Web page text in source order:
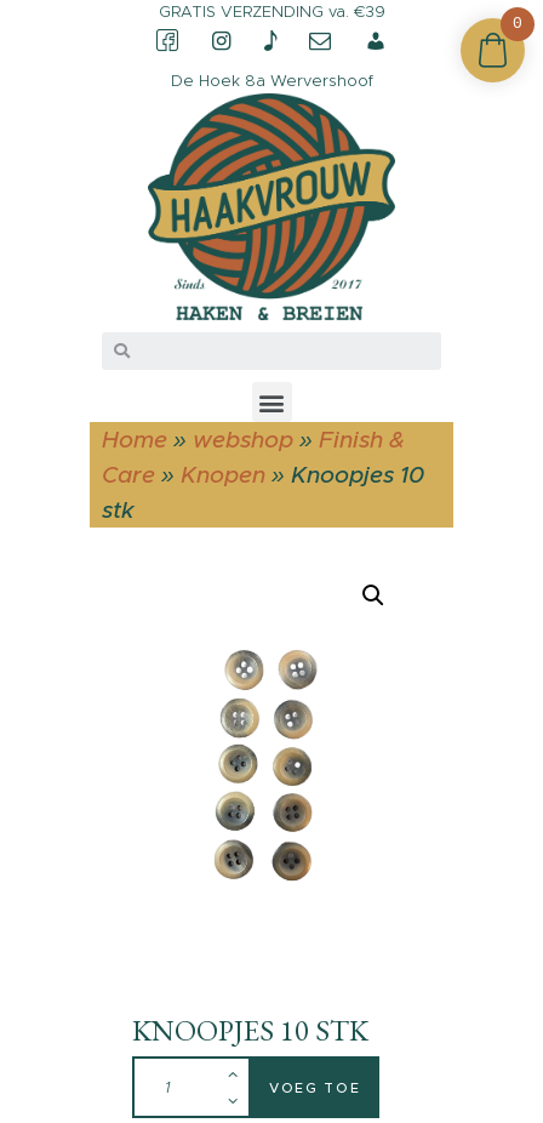
GRATIS VERZENDING va. €39
De Hoek 8a Wervershoof
Home » webshop » Finish &
Care » Knopen » Knoopjes 10
stk
CONTACT &
OPENINGSTIJDEN
OVER HAAKVROUW
MIJN ACCOUNT
KNOOPJES 10 STK
VOEG TOE
0